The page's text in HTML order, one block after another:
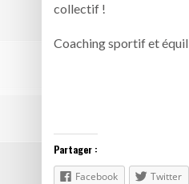
collectif !
Coaching sportif et
Partager :
Facebook
Twitter